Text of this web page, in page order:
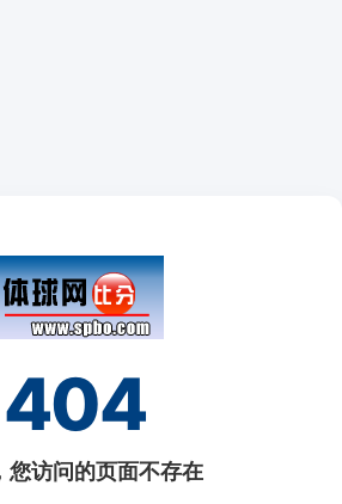
404
您访问的页面不存在